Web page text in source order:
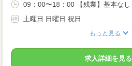
09：00〜18：00 【残業】基本なし
土曜日 日曜日 祝日
もっと見る
求人詳細を見る